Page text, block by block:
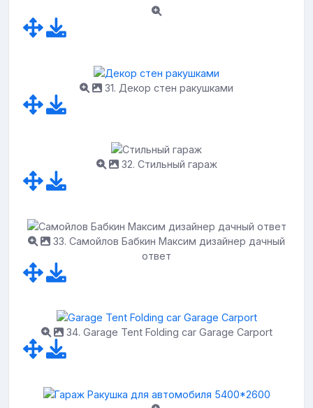
31. Декор стен ракушками
32. Стильный гараж
33. Самойлов Бабкин Максим дизайнер дачный
ответ
34. Garage Tent Folding car Garage Carport